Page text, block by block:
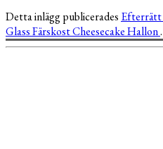
Detta inlägg publicerades Efterrätt
GlassFärskostCheesecakeHallon.